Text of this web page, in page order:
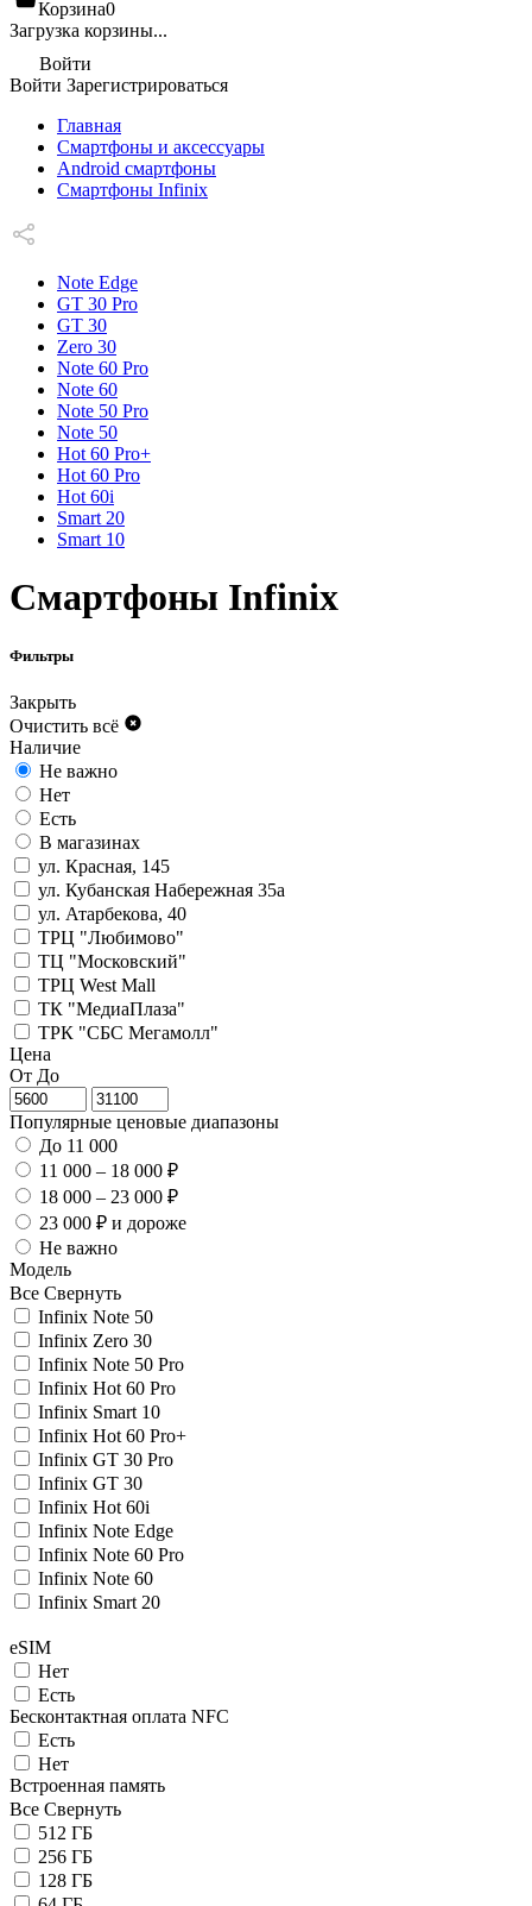
Корзина0
Загрузка корзины...
Войти
Войти Зарегистрироваться
Главная
Смартфоны и аксессуары
Android cмартфоны
Смартфоны Infinix
Note Edge
GT 30 Pro
GT 30
Zero 30
Note 60 Pro
Note 60
Note 50 Pro
Note 50
Hot 60 Pro+
Hot 60 Pro
Hot 60i
Smart 20
Smart 10
Смартфоны Infinix
Фильтры
Закрыть
Очистить всё
Наличие
Не важно
Нет
Есть
В магазинах
ул. Красная, 145
ул. Кубанская Набережная 35а
ул. Атарбекова, 40
ТРЦ "Любимово"
ТЦ "Московский"
ТРЦ West Mall
ТК "МедиаПлаза"
ТРК "СБС Мегамолл"
Цена
От До
Популярные ценовые диапазоны
До 11 000
11 000 – 18 000 ₽
18 000 – 23 000 ₽
23 000 ₽ и дороже
Не важно
Модель
Все Свернуть
Infinix Note 50
Infinix Zero 30
Infinix Note 50 Pro
Infinix Hot 60 Pro
Infinix Smart 10
Infinix Hot 60 Pro+
Infinix GT 30 Pro
Infinix GT 30
Infinix Hot 60i
Infinix Note Edge
Infinix Note 60 Pro
Infinix Note 60
Infinix Smart 20
eSIM
Нет
Есть
Беcконтактная оплата NFC
Есть
Нет
Встроенная память
Все Свернуть
512 ГБ
256 ГБ
128 ГБ